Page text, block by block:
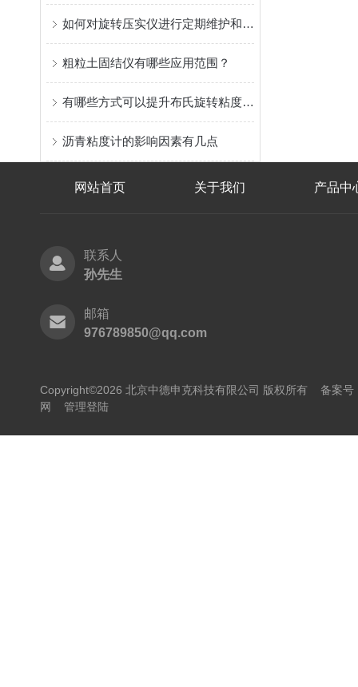
如何对旋转压实仪进行定期维护和保养？
粗粒土固结仪有哪些应用范围？
有哪些方式可以提升布氏旋转粘度计灵敏度
沥青粘度计的影响因素有几点
网站首页 关于我们 产品中
联系人
孙先生
邮箱
976789850@qq.com
Copyright©2026 北京中德申克科技有限公司 版权所有 备案号
网
管理登陆